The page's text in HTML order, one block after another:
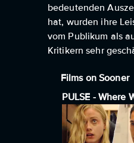
bedeutenden
hat, wurden ihre
vom Publikum als
Kritikern sehr
Films on Sooner
PULSE - Where